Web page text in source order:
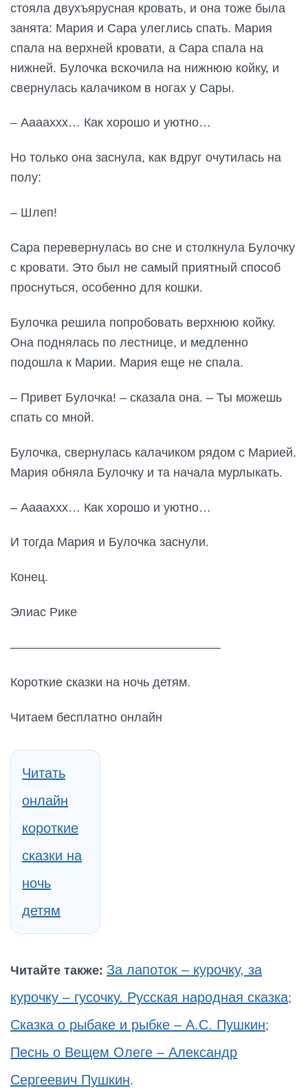
стояла двухъярусная кровать, и она тоже была
занята: Мария и Сара улеглись спать. Мария
спала на верхней кровати, а Сара спала на
нижней. Булочка вскочила на нижнюю койку, и
свернулась калачиком в ногах у Сары.
– Ааааххх… Как хорошо и уютно…
Но только она заснула, как вдруг очутилась на
полу:
– Шлеп!
Сара перевернулась во сне и столкнула Булочку
с кровати. Это был не самый приятный способ
проснуться, особенно для кошки.
Булочка решила попробовать верхнюю койку.
Она поднялась по лестнице, и медленно
подошла к Марии. Мария еще не спала.
– Привет Булочка! – сказала она. – Ты можешь
спать со мной.
Булочка, свернулась калачиком рядом с Марией.
Мария обняла Булочку и та начала мурлыкать.
– Ааааххх… Как хорошо и уютно…
И тогда Мария и Булочка заснули.
Конец.
Элиас Рике
—————————————————
Короткие сказки на ночь детям.
Читаем бесплатно онлайн
Читать
онлайн
короткие
сказки на
ночь
детям
Читайте также: За лапоток – курочку, за
курочку – гусочку. Русская народная сказка;
Сказка о рыбаке и рыбке – А.С. Пушкин;
Песнь о Вещем Олеге – Александр
Сергеевич Пушкин.